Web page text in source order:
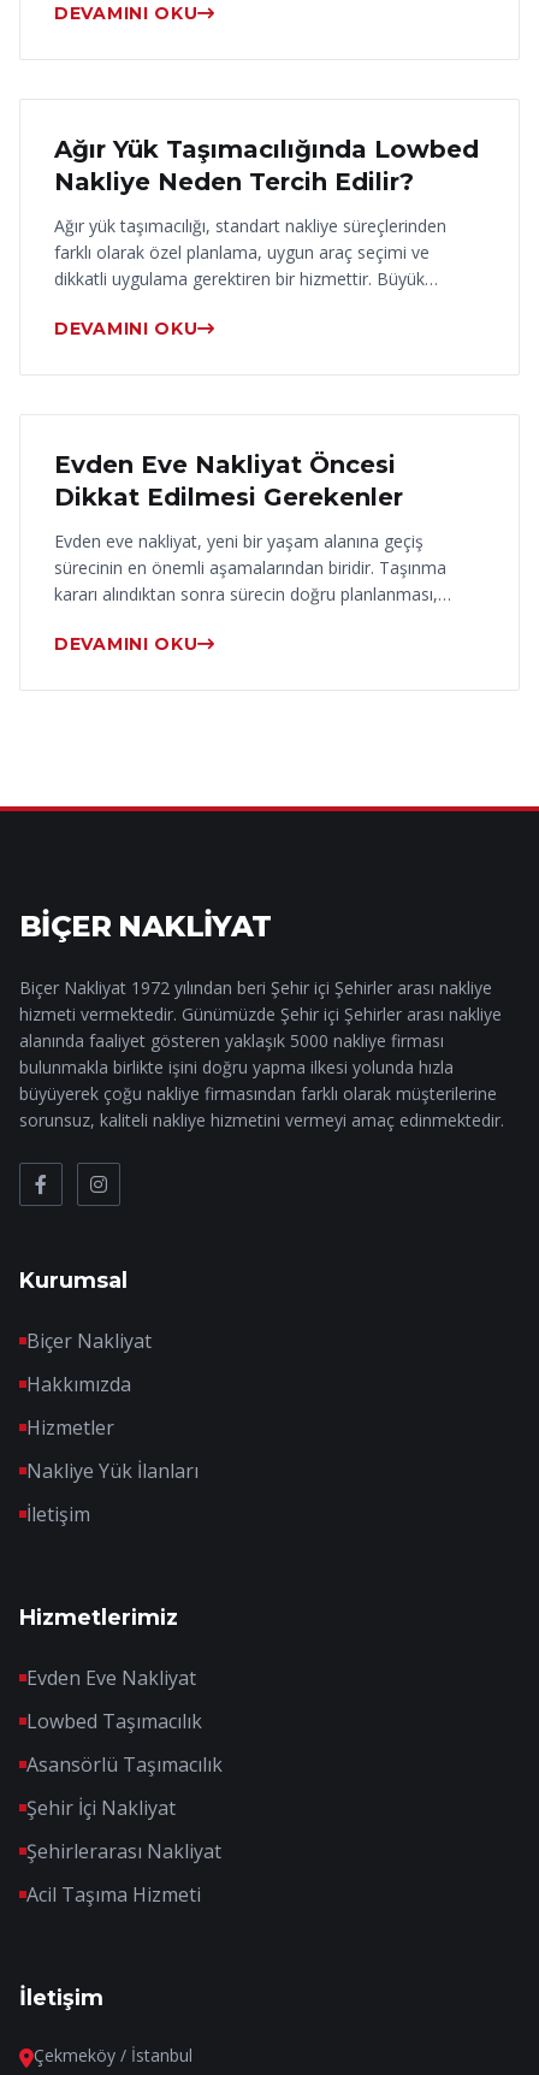
DEVAMINI OKU
17 Haziran 2026
Ağır Yük Taşımacılığında Lowbed
Nakliye Neden Tercih Edilir?
Ağır yük taşımacılığı, standart nakliye süreçlerinden
farklı olarak özel planlama, uygun araç seçimi ve
dikkatli uygulama gerektiren bir hizmettir. Büyük…
DEVAMINI OKU
16 Haziran 2026
Evden Eve Nakliyat Öncesi
Dikkat Edilmesi Gerekenler
Evden eve nakliyat, yeni bir yaşam alanına geçiş
sürecinin en önemli aşamalarından biridir. Taşınma
kararı alındıktan sonra sürecin doğru planlanması,…
DEVAMINI OKU
BİÇER NAKLİYAT
Biçer Nakliyat 1972 yılından beri Şehir içi Şehirler arası nakliye
hizmeti vermektedir. Günümüzde Şehir içi Şehirler arası nakliye
alanında faaliyet gösteren yaklaşık 5000 nakliye firması
bulunmakla birlikte işini doğru yapma ilkesi yolunda hızla
büyüyerek çoğu nakliye firmasından farklı olarak müşterilerine
sorunsuz, kaliteli nakliye hizmetini vermeyi amaç edinmektedir.
Kurumsal
Biçer Nakliyat
Hakkımızda
Hizmetler
Nakliye Yük İlanları
İletişim
Hizmetlerimiz
Evden Eve Nakliyat
Lowbed Taşımacılık
Asansörlü Taşımacılık
Şehir İçi Nakliyat
Şehirlerarası Nakliyat
Acil Taşıma Hizmeti
İletişim
Çekmeköy / İstanbul